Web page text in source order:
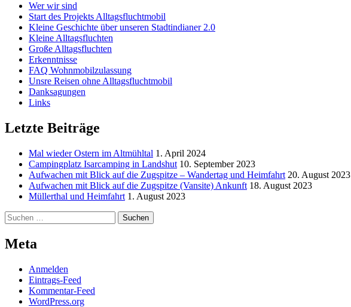
Wer wir sind
Start des Projekts Alltagsfluchtmobil
Kleine Geschichte über unseren Stadtindianer 2.0
Kleine Alltagsfluchten
Große Alltagsfluchten
Erkenntnisse
FAQ Wohnmobilzulassung
Unsre Reisen ohne Alltagsfluchtmobil
Danksagungen
Links
Letzte Beiträge
Mal wieder Ostern im Altmühltal 1. April 2024
Campingplatz Isarcamping in Landshut 10. September 2023
Aufwachen mit Blick auf die Zugspitze – Wandertag und Heimfahrt 20. August 2023
Aufwachen mit Blick auf die Zugspitze (Vansite) Ankunft 18. August 2023
Müllerthal und Heimfahrt 1. August 2023
Suchen
nach:
Meta
Anmelden
Eintrags-Feed
Kommentar-Feed
WordPress.org